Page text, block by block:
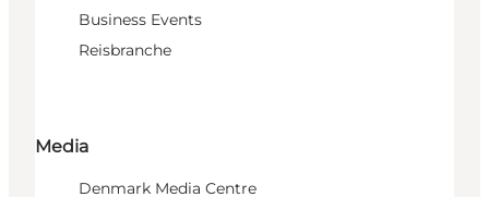
Business Events
Reisbranche
Media
Denmark Media Centre